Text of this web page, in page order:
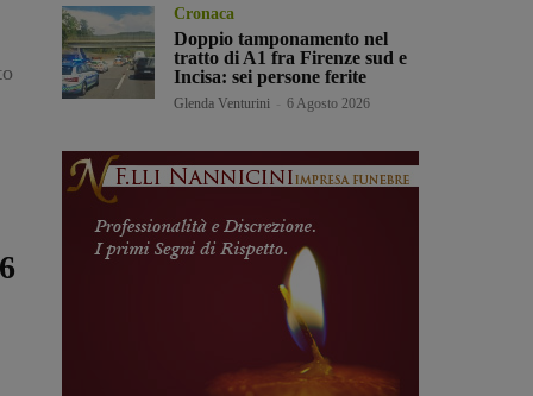
Cronaca
Doppio tamponamento nel
tratto di A1 fra Firenze sud e
Incisa: sei persone ferite
Glenda Venturini 6 Agosto 2026